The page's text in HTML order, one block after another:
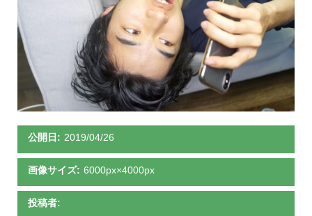
公開日: 2019/04/26
画像サイズ: 6000px×4000px
投稿者: